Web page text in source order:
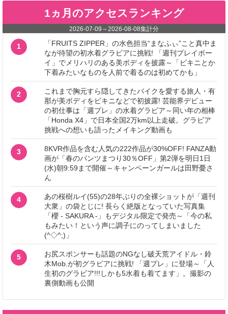
1ヵ月のアクセスランキング
2026-07-09 ～2026-08-08集計分
1
「FRUITS ZIPPER」の水色担当“まなふぃ”こと真中ま
なが待望の初水着グラビアに挑戦! 「週刊プレイボー
イ」でメリハリのある美ボディを披露～「ビキニとか
下着みたいなものを人前で着るのは初めてかも」
2
これまで胸元すら隠してきたバイクを愛する旅人・有
那が美ボディをビキニなどで初披露! 芸能界デビュー
の初仕事は「週プレ」の水着グラビア～同い年の相棒
「Honda X4」で日本全国2万km以上走破。グラビア
挑戦への想いも語ったメイキング動画も
3
8KVR作品を含む人気の222作品が30%OFF! FANZA動
画が「春のパンツまつり30％OFF」第2弾を明日1日
(水)朝9:59まで開催～キャンペーンガールは田野憂さ
ん
4
あの桜樹ルイ(55)の28年ぶりの全裸ショットが「週刊
大衆」の袋とじに! 長らく絶版となっていた写真集
「櫻 - SAKURA -」もデジタル限定で発売～「今の私
もみたい！という声に調子にのってしまいました
(^◇^;)」
5
お尻スポンサーも話題のNGなし破天荒アイドル・鈴
木Mob.が初グラビアに挑戦! 「週プレ」に登場～「人
生初のグラビア!!!しかも5水着も着てます」。撮影の
裏側動画も公開